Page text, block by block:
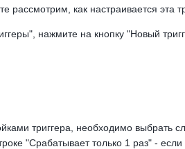
рассмотрим, как настраивается эта
нажмите на кнопку "Новый
триггера, необходимо выбрать
"Срабатывает только 1 раз" -